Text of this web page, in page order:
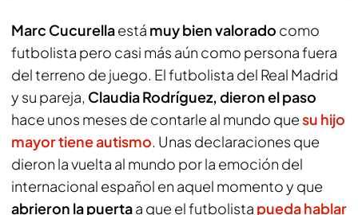
Marc Cucurellaestá muy bien valorado como
futbolista pero casi más aún como persona fuera
del terreno de juego. El futbolista del Real Madrid
y su pareja, Claudia Rodríguez, dieron el paso
hace unos meses de contarle al mundo quesu hijo
mayor tiene autismo. Unas declaraciones que
dieron la vuelta al mundo por la emoción del
internacional español en aquel momento y que
abrieron la puertaa que el futbolista pueda hablar